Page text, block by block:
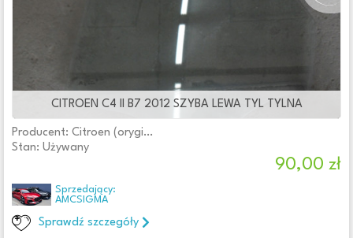
CITROEN C4 II B7 2012 SZYBA LEWA TYL TYLNA
Producent: Citroen (oryginalne OE)
Stan: Używany
90,00 zł
Sprzedający:
AMCSIGMA
Sprawdź szczegóły